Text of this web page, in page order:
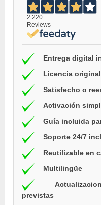
2.220
Reviews
Entrega digital
Licencia original
Satisfecho o
Activación
Guía incluida
Soporte 24/7
Reutilizable en
Multilingüe
previstas